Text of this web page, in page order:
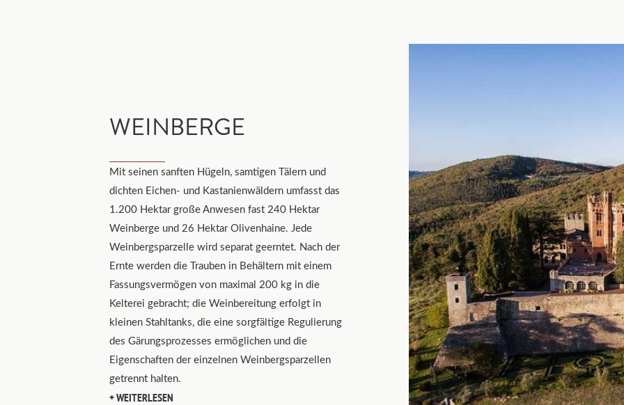
WEINBERGE
Mit seinen sanften Hügeln, samtigen Tälern und
dichten Eichen- und Kastanienwäldern umfasst das
1.200 Hektar große Anwesen fast 240 Hektar
Weinberge und 26 Hektar Olivenhaine. Jede
Weinbergsparzelle wird separat geerntet. Nach der
Ernte werden die Trauben in Behältern mit einem
Fassungsvermögen von maximal 200 kg in die
Kelterei gebracht; die Weinbereitung erfolgt in
kleinen Stahltanks, die eine sorgfältige Regulierung
des Gärungsprozesses ermöglichen und die
Eigenschaften der einzelnen Weinbergsparzellen
getrennt halten.
WEITERLESEN